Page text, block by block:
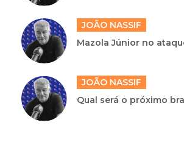
JOÃO NASSIF
Mazola Júnior no
JOÃO NASSIF
Qual será o próximo